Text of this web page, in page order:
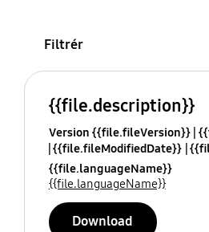
Filtrér
{{file.description}}
Version {{file.fileVersion}}
{{file.fileModifiedDate}}
{{file.languageName}}
{{file.languageName}}
Download